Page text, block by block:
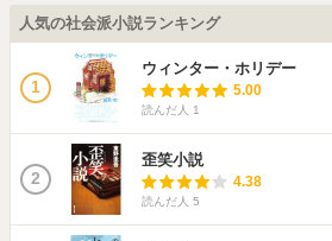
人気の社会派小説ランキング
1
ウィンター・ホリデー
5.00
読んだ人 1
2
歪笑小説
4.38
読んだ人 5